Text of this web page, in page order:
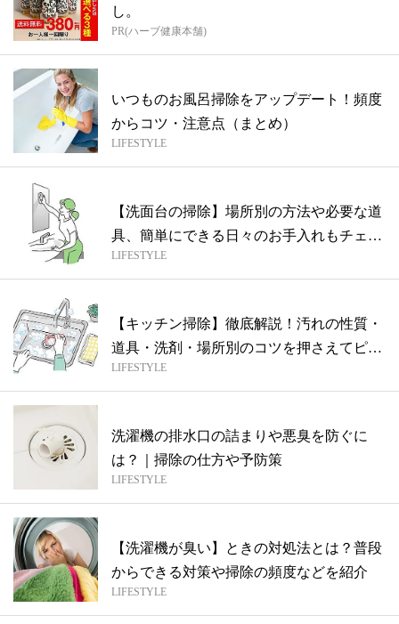
し。
PR(ハーブ健康本舗)
いつものお風呂掃除をアップデート！頻度
からコツ・注意点（まとめ）
LIFESTYLE
【洗面台の掃除】場所別の方法や必要な道
具、簡単にできる日々のお手入れもチェッ
ク
LIFESTYLE
【キッチン掃除】徹底解説！汚れの性質・
道具・洗剤・場所別のコツを押さえてピカ
ピカ...
LIFESTYLE
洗濯機の排水口の詰まりや悪臭を防ぐに
は？｜掃除の仕方や予防策
LIFESTYLE
【洗濯機が臭い】ときの対処法とは？普段
からできる対策や掃除の頻度などを紹介
LIFESTYLE